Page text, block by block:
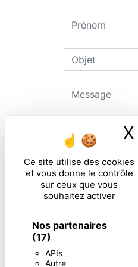
Ce site utilise des cookies
et vous donne le contrôle
sur ceux que vous
souhaitez activer
Nos partenaires
(17)
APIs
Autre
X
Combien font